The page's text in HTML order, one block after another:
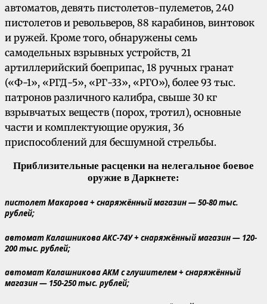
автоматов, девять пистолетов-пулеметов, 240
пистолетов и револьверов, 88 карабинов, винтовок
и ружей. Кроме того, обнаружены семь
самодельных взрывных устройств, 21
артиллерийский боеприпас, 18 ручных гранат
(«Ф-1», «РГД-5», «РГ-33», «РГО»), более 93 тыс.
патронов различного калибра, свыше 30 кг
взрывчатых веществ (порох, тротил), основные
части и комплектующие оружия, 36
приспособлений для бесшумной стрельбы.
Приблизительные расценки на нелегальное боевое
оружие в Даркнете:
пистолет Макарова + снаряжённый магазин — 50-80 тыс.
рублей;
автомат Калашникова АКС-74У + снаряжённый магазин — 120-
200 тыс. рублей;
автомат Калашникова АКМ с глушителем + снаряжённый
магазин — 150-250 тыс. рублей;